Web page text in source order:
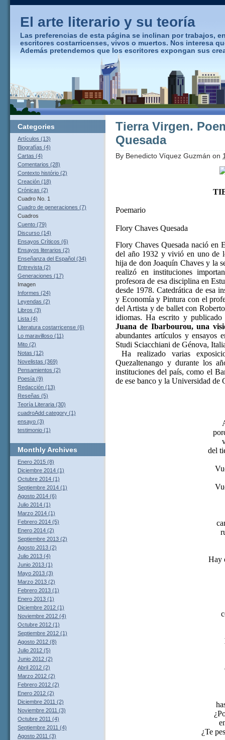
El arte literario y su teoría
Las preferencias de esta página se inclinan por trabajos,
escritores costarricenses, vivos o muertos. Nos interesa
Además pretendemos que los escritores expongan sus
Tierra Virgen.
Quesada
By Benedicto Víquez Guzmán on
Poemario
Flory Chaves Quesada
Flory Chaves Quesada nació en
del año 1932 y vivió en uno de
hija de don Joaquín Chaves y la
realizó en instituciones
profesora de esa disciplina en
desde 1978. Catedrática de esa
y Economía y Pintura con el
del Artista y de ballet con
idiomas. Ha escrito y
Juana de Ibarbourou, una
abundantes artículos y ensayos
Studi Sciacchiani de Génova,
Ha realizado varias
Quezaltenango y durante los
instituciones del país, como el
de ese banco y la Universidad de
del
Hay
¿Te
Categories
Artículos (13)
Biografías (4)
Cartas (4)
Comentarios (28)
Contexto histório (2)
Creación (18)
Crónicas (2)
Cuadro No. 1
Cuadro de generaciones (7)
Cuadros
Cuento (79)
Discurso (14)
Ensayos Críticos (6)
Ensayos literarios (2)
Enseñanza del Español (34)
Entrevista (2)
Generaciones (17)
Imagen
Informes (24)
Leyendas (2)
Libros (3)
Lista (4)
Literatura costarricense (6)
Lo maravilloso (11)
Mito (2)
Notas (12)
Novelistas (369)
Pensamientos (2)
Poesía (9)
Redacción (13)
Reseñas (5)
Teoría Literaria (30)
cuadroAdd category (1)
ensayo (3)
testimonio (1)
MonthlyArchives
Enero 2015 (8)
Diciembre 2014 (1)
Octubre 2014 (1)
Septiembre 2014 (1)
Agosto 2014 (6)
Julio 2014 (1)
Marzo 2014 (1)
Febrero 2014 (5)
Enero 2014 (2)
Septiembre 2013 (2)
Agosto 2013 (2)
Julio 2013 (4)
Junio 2013 (1)
Mayo 2013 (3)
Marzo 2013 (2)
Febrero 2013 (1)
Enero 2013 (1)
Diciembre 2012 (1)
Noviembre 2012 (4)
Octubre 2012 (1)
Septiembre 2012 (1)
Agosto 2012 (8)
Julio 2012 (5)
Junio 2012 (2)
Abril 2012 (2)
Marzo 2012 (2)
Febrero 2012 (2)
Enero 2012 (2)
Diciembre 2011 (2)
Noviembre 2011 (3)
Octubre 2011 (4)
Septiembre 2011 (4)
Agosto 2011 (3)